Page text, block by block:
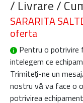
/ Livrare /
SARARITA
oferta
Pentru o potrivire
intelegem ce
Trimiteți-ne un
nostru vă va face o
potrivirea